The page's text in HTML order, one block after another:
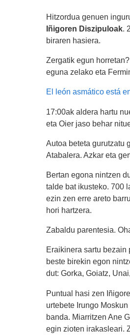
Hitzordua genuen
Iñigoren Diszipuloak.
biraren hasiera.
Zergatik egun
eguna zelako eta
El león asmático está
17:00ak aldera hartu
eta Oier jaso behar
Autoa beteta gurutzatu
Atabalera. Azkar eta
Bertan egona nintzen
talde bat ikusteko. 700
ezin zen erre areto
hori hartzera.
Zabaldu parentesia.
Eraikinera sartu
beste birekin egon
dut: Gorka, Goiatz,
Puntual hasi zen
urtebete Irungo
banda. Miarritzen Ane
egin zioten irakasleari.